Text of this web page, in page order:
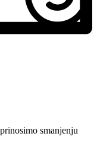
smanjenju